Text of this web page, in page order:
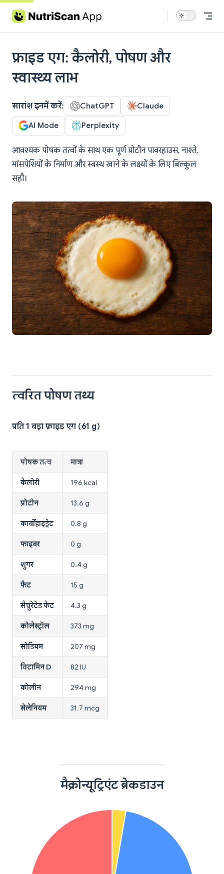
Skip to content
फ्राइड एग: कैलोरी, पोषण और
स्वास्थ्य लाभ
सारांश इनमें करें: ChatGPT Claude
AI Mode Perplexity
आवश्यक पोषक तत्वों के साथ एक पूर्ण प्रोटीन पावरहाउस, नाश्ते,
मांसपेशियों के निर्माण और स्वस्थ खाने के लक्ष्यों के लिए बिल्कुल
सही।
त्वरित पोषण तथ्य
प्रति 1 बड़ा फ्राइड एग (61 g)
पोषक तत्व मात्रा
कैलोरी 196 kcal
प्रोटीन 13.6 g
कार्बोहाइड्रेट 0.8 g
फाइबर 0 g
शुगर 0.4 g
फैट 15 g
सैचुरेटेड फैट 4.3 g
कोलेस्ट्रॉल 373 mg
सोडियम 207 mg
विटामिन D 82 IU
कोलीन 294 mg
सेलेनियम 31.7 mcg
मैक्रोन्यूट्रिएंट ब्रेकडाउन